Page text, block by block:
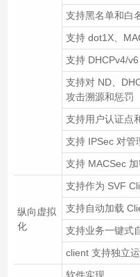
支持黑名单和白
支持 dot1X、
支持 DHCPv4/
支持对 ND、
攻击溯源和惩罚
支持用户认证点
支持 IPSec 对管
支持 MACSec
纵向虚拟
化
支持作为 SVF
支持自动加载
支持业务一键式
client 支持独立
软件实现